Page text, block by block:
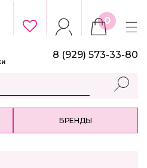
0
8 (929) 573-33-80
БРЕНДЫ